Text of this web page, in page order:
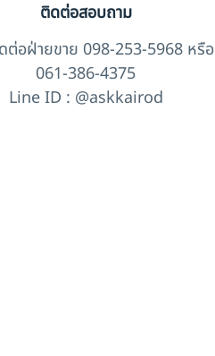
ติดต่อสอบถาม
ต่อฝ่ายขาย 098-253-5968 หรือ
061-386-4375
Line ID : @askkairod